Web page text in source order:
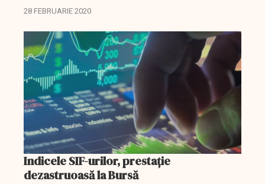
din capitalizare (2,9 miliarde de euro),
28 FEBRUARIE 2020
Indicele SIF-urilor, prestație
dezastruoasă la Bursă